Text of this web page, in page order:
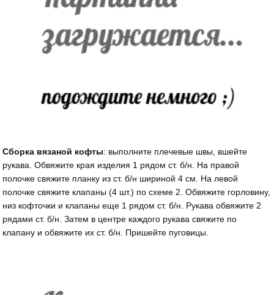
Сборка вязаной кофты: выполните плечевые швы, вшейте
рукава. Обвяжите края изделия 1 рядом ст. б/н. На правой
полочке свяжите планку из ст. б/н шириной 4 см. На левой
полочке свяжите клапаны (4 шт.) по схеме 2. Обвяжите горловину,
низ кофточки и клапаны еще 1 рядом ст. б/н. Рукава обвяжите 2
рядами ст. б/н. Затем в центре каждого рукава свяжите по
клапану и обвяжите их ст. б/н. Пришейте пуговицы.